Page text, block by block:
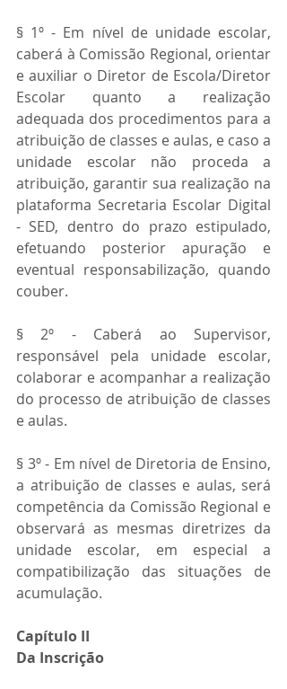
§ 1º - Em nível de unidade escolar,
caberá à Comissão Regional, orientar
e auxiliar o Diretor de Escola/Diretor
Escolar quanto a realização
adequada dos procedimentos para a
atribuição de classes e aulas, e caso a
unidade escolar não proceda a
atribuição, garantir sua realização na
plataforma Secretaria Escolar Digital
- SED, dentro do prazo estipulado,
efetuando posterior apuração e
eventual responsabilização, quando
couber.
§ 2º - Caberá ao Supervisor,
responsável pela unidade escolar,
colaborar e acompanhar a realização
do processo de atribuição de classes
e aulas.
§ 3º - Em nível de Diretoria de Ensino,
a atribuição de classes e aulas, será
competência da Comissão Regional e
observará as mesmas diretrizes da
unidade escolar, em especial a
compatibilização das situações de
acumulação.
Capítulo II
Da Inscrição